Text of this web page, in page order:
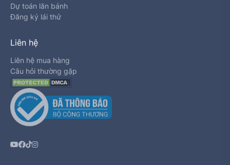
Dự toán lăn bánh
Đăng ký lái thử
Liên hệ
Liên hệ mua hàng
Câu hỏi thường gặp